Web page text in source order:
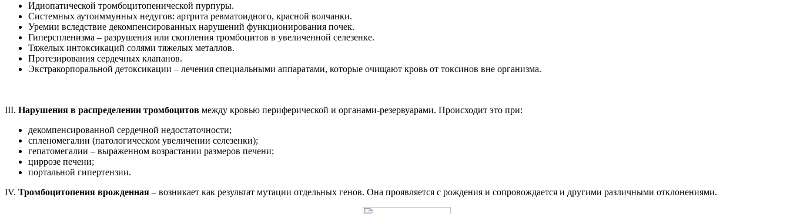
Идиопатической тромбоцитопенической пурпуры.
Системных аутоиммунных недугов: артрита ревматоидного, красной волчанки.
Уремии вследствие декомпенсированных нарушений функционирования почек.
Гиперспленизма – разрушения или скопления тромбоцитов в увеличенной селезенке.
Тяжелых интоксикаций солями тяжелых металлов.
Протезирования сердечных клапанов.
Экстракорпоральной детоксикации – лечения специальными аппаратами, которые очищают кровь от токсинов вне организма.
ІІІ. Нарушения в распределении тромбоцитов между кровью периферической и органами-резервуарами. Происходит это при:
декомпенсированной сердечной недостаточности;
спленомегалии (патологическом увеличении селезенки);
гепатомегалии – выраженном возрастании размеров печени;
циррозе печени;
портальной гипертензии.
IV. Тромбоцитопения врожденная – возникает как результат мутации отдельных генов. Она проявляется с рождения и сопровождается и другими различными отклонениями.